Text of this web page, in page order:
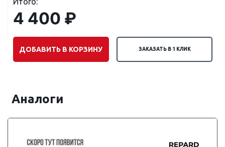
4 400 ₽
ДОБАВИТЬ В КОРЗИНУ ЗАКАЗАТЬ В 1 КЛИК
Аналоги